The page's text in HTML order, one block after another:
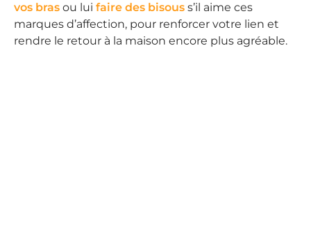
vos bras ou lui faire des bisous s’il aime ces
marques d’affection, pour renforcer votre lien et
rendre le retour à la maison encore plus agréable.